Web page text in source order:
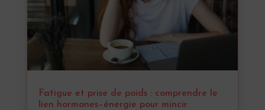
Fatigue et prise de poids : comprendre le
lien hormones–énergie pour mincir